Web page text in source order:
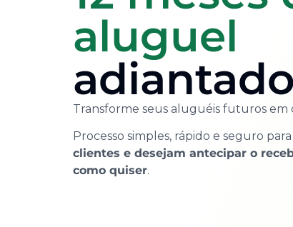
aluguel
Transforme seus aluguéis futuros em
Processo simples, rápido e seguro para
clientes e desejam antecipar o
como quiser.